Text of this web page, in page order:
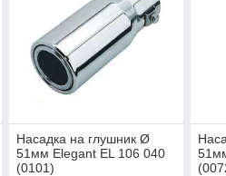
Насадка на глушник Ø
51мм Elegant EL 106 040
(0101)